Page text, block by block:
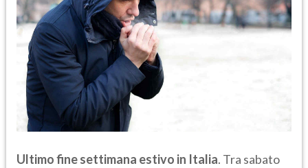
Ultimo fine settimana estivo in Italia. Tra sabato